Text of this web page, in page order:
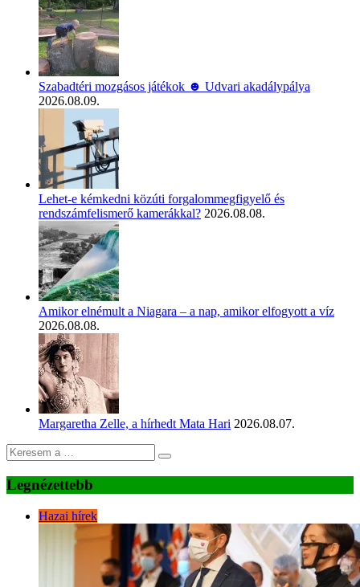
Szabadtéri mozgásos játékok ☻ Udvari akadálypálya
2026.08.09.
Lehet-e kémkedni közúti forgalommegfigyelő és
rendszámfelismerő kamerákkal? 2026.08.08.
Amikor elnémult a Niagara – a nap, amikor elfogyott a víz
2026.08.08.
Margaretha Zelle, a hírhedt Mata Hari 2026.08.07.
Legnézettebb
Hazai hírek